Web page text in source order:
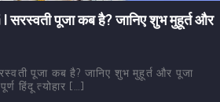
सरस्वती पूजा कब है? जानिए शुभ मुहूर्त और
पूजा कब है? जानिए शुभ मुहूर्त और पूजा
हिंदू त्योहार […]